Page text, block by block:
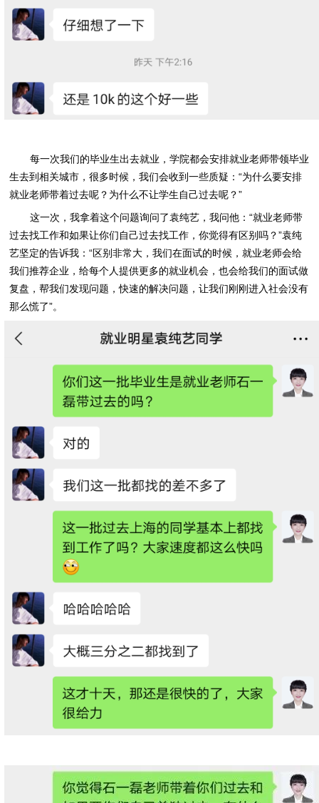
每一次我们的毕业生出去就业，学院都会安排就业老师带领毕业
生去到相关城市，很多时候，我们会收到一些质疑：“为什么要安排
就业老师带着过去呢？为什么不让学生自己过去呢？”
这一次，我拿着这个问题询问了袁纯艺，我问他：“就业老师带
过去找工作和如果让你们自己过去找工作，你觉得有区别吗？”袁纯
艺坚定的告诉我：“区别非常大，我们在面试的时候，就业老师会给
我们推荐企业，给每个人提供更多的就业机会，也会给我们的面试做
复盘，帮我们发现问题，快速的解决问题，让我们刚刚进入社会没有
那么慌了”。